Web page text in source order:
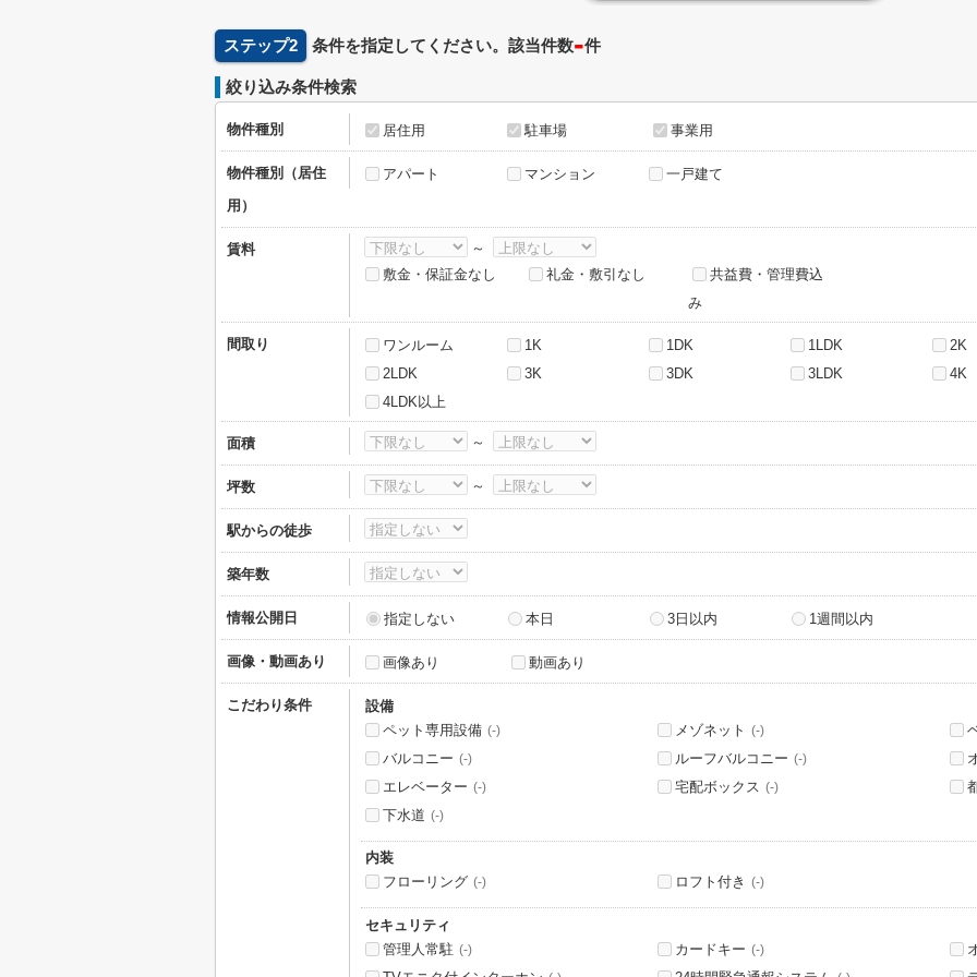
ステップ2 条件を指定してください。該当件数-件
絞り込み条件検索
物件種別 居住用 駐車場 事業用
物件種別（居住
用）
アパート マンション 一戸建て
賃料
～
敷金・保証金なし
礼金・敷引なし
共益費・管理費込
み
間取り ワンルーム 1K 1DK 1LDK 2K
2LDK
3K 3DK 3LDK 4K
4LDK以上
面積 ～
坪数 ～
駅からの徒歩
築年数
情報公開日 指定しない 本日 3日以内 1週間以内
画像・動画あり 画像あり 動画あり
こだわり条件
設備
ペット専用設備 (-) メゾネット (-)
バルコニー (-) ルーフバルコニー (-)
エレベーター (-) 宅配ボックス (-)
下水道 (-)
内装
フローリング (-) ロフト付き (-)
セキュリティ
管理人常駐 (-) カードキー (-)